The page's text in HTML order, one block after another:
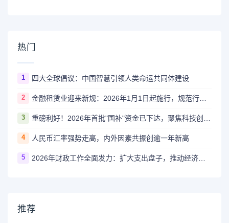
热门
1 四大全球倡议：中国智慧引领人类命运共同体建设
2 金融租赁业迎来新规：2026年1月1日起施行，规范行业发展新里程
3
4 人民币汇率强势走高，内外因素共振创逾一年新高
5 2026年财政工作全面发力：扩大支出盘子，推动经济高质量发展
推荐